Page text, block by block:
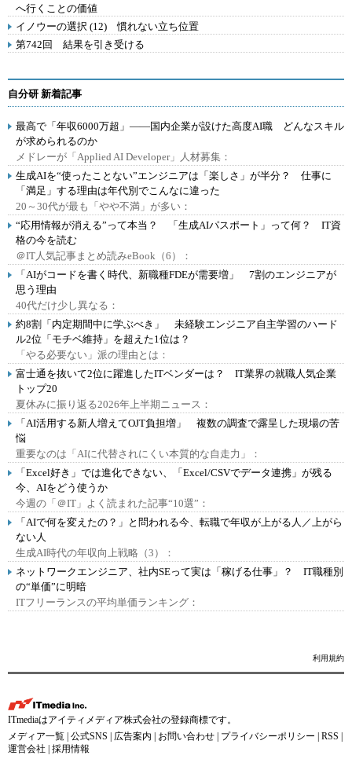
へ行くことの価値
イノウーの選択 (12) 慣れない立ち位置
第742回 結果を引き受ける
自分研 新着記事
最高で「年収6000万超」――国内企業が設けた高度AI職 どんなスキル
が求められるのか
メドレーが「Applied AI Developer」人材募集：
生成AIを“使ったことない”エンジニアは「楽しさ」が半分？ 仕事に
「満足」する理由は年代別でこんなに違った
20～30代が最も「やや不満」が多い：
“応用情報が消える”って本当？ 「生成AIパスポート」って何？ IT資
格の今を読む
＠IT人気記事まとめ読みeBook（6）：
「AIがコードを書く時代、新職種FDEが需要増」 7割のエンジニアが
思う理由
40代だけ少し異なる：
約8割「内定期間中に学ぶべき」 未経験エンジニア自主学習のハード
ル2位「モチベ維持」を超えた1位は？
「やる必要ない」派の理由とは：
富士通を抜いて2位に躍進したITベンダーは？ IT業界の就職人気企業
トップ20
夏休みに振り返る2026年上半期ニュース：
「AI活用する新人増えてOJT負担増」 複数の調査で露呈した現場の苦
悩
重要なのは「AIに代替されにくい本質的な自走力」：
「Excel好き」では進化できない、「Excel/CSVでデータ連携」が残る
今、AIをどう使うか
今週の「＠IT」よく読まれた記事“10選”：
「AIで何を変えたの？」と問われる今、転職で年収が上がる人／上がら
ない人
生成AI時代の年収向上戦略（3）：
ネットワークエンジニア、社内SEって実は「稼げる仕事」？ IT職種別
の“単価”に明暗
ITフリーランスの平均単価ランキング：
利用規約
ITmediaはアイティメディア株式会社の登録商標です。
メディア一覧 公式SNS 広告案内 お問い合わせ プライバシーポリシー RSS
運営会社
採用情報